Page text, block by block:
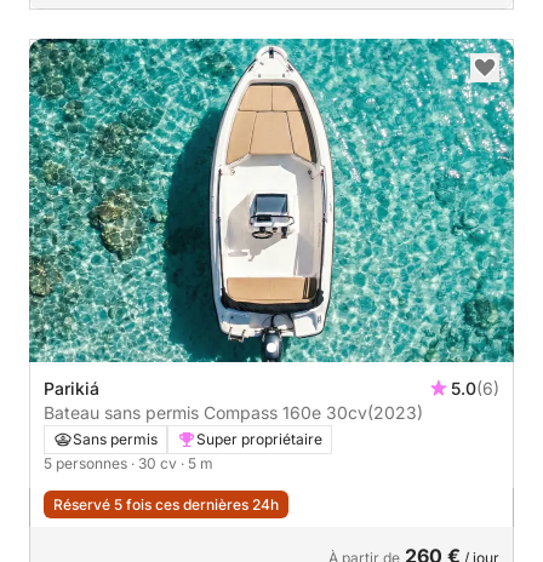
Parikiá 5.0(6)
Bateau sans permis Compass 160e 30cv(2023)
Sans permis
Super propriétaire
5 personnes · 30 cv · 5 m
Réservé 5 fois ces dernières 24h
À partir de 260 € / jour